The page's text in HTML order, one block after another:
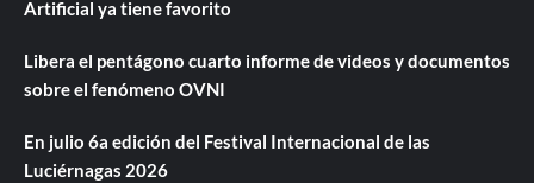
Artificial ya tiene favorito
Libera el pentágono cuarto informe de videos y documentos
sobre el fenómeno OVNI
En julio 6a edición del Festival Internacional de las
Luciérnagas 2026